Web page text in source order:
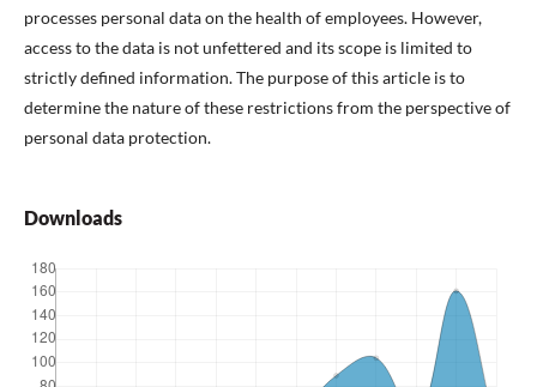
processes personal data on the health of employees. However,
access to the data is not unfettered and its scope is limited to
strictly defined information. The purpose of this article is to
determine the nature of these restrictions from the perspective of
personal data protection.
Downloads